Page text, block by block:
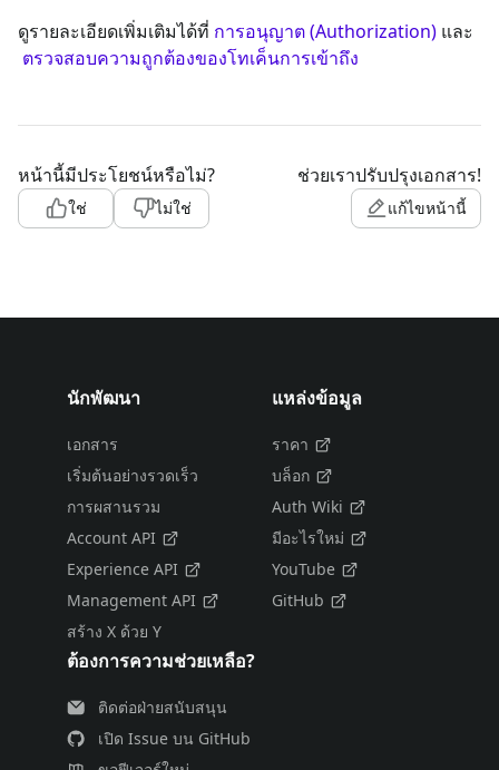
ดูรายละเอียดเพิ่มเติมได้ที่ การอนุญาต (Authorization) และ
ตรวจสอบความถูกต้องของโทเค็นการเข้าถึง
หน้านี้มีประโยชน์หรือไม่?
ใช่ ไม่ใช่
ช่วยเราปรับปรุงเอกสาร!
แก้ไขหน้านี้
นักพัฒนา
เอกสาร
เริ่มต้นอย่างรวดเร็ว
การผสานรวม
Account API
Experience API
Management API
สร้าง X ด้วย Y
แหล่งข้อมูล
ราคา
บล็อก
Auth Wiki
มีอะไรใหม่
YouTube
GitHub
ต้องการความช่วยเหลือ?
ติดต่อฝ่ายสนับสนุน
เปิด Issue บน GitHub